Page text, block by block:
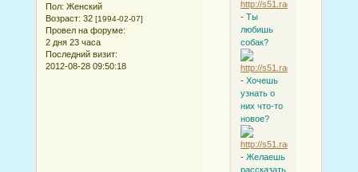
Пол: Женский
Возраст: 32 [1994-02-07]
Провел на форуме:
2 дня 23 часа
Последний визит:
2012-08-28 09:50:18
- Ты
любишь
собак?
- Хочешь
узнать о
них что-то
новое?
- Желаешь
рассказать